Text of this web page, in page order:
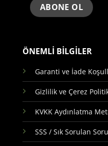
ÖNEMLİ BİLGİLER
Garanti ve İade
Gizlilik ve Çerez
KVKK Aydınlatma
SSS / Sık Sorulan